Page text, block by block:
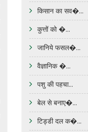
किसान का सव�...
कुत्तों को �...
जानिये फसल�...
वैज्ञानिक �...
पशु की पहचा...
बेल से बनाए�...
टिड्डी दल क�...